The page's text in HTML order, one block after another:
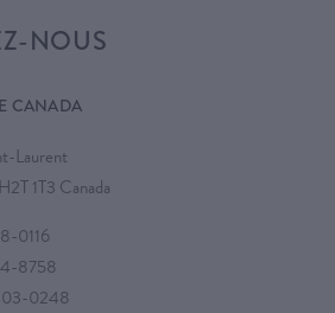
NOUS
CANADA
Laurent
1T3 Canada
0116
8758
0248